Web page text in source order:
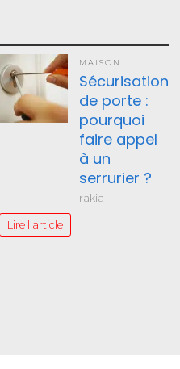
MAISON
Sécurisation
de porte :
pourquoi
faire appel
à un
serrurier ?
rakia
Lire l'article